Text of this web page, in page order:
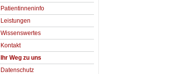
Patientinneninfo
Leistungen
Wissenswertes
Kontakt
Ihr Weg zu uns
Datenschutz